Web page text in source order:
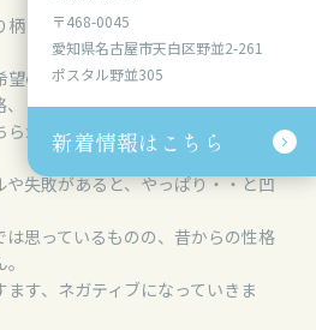
〒468-0045
愛知県名古屋市天白区野並2-261
ポスタル野並305
新着情報はこちら
〒468-0045
愛知県名古屋市天白区野並2-261
ポスタル野並305
新着情報はこちら
は、ポジティブな性格です、とあ
のオファーを彼女が受諾した理由
、という部分です。
らかといえば、マイナス思考、ネガ
や失敗があると、やっぱり・・と凹
は思っているものの、昔からの性格
す、ネガティブになっていきま